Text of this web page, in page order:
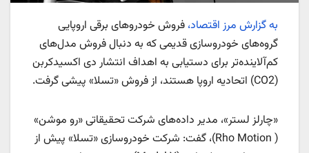
به گزارش مرز اقتصاد، فروش خودروهای برقی اروپایی
گروه‌های خودروسازی قدیمی که به دنبال فروش مدل‌های
کم‌آلاینده‌تر برای دستیابی به اهداف انتشار دی اکسیدکربن
(CO2) اتحادیه اروپا هستند، از فروش «تسلا» پیشی گرفت.
«چارلز لستر»، مدیر داده‌های شرکت تحقیقاتی «رو موشن»
( Rho Motion)، گفت: شرکت خودروسازی «تسلا» پیش از